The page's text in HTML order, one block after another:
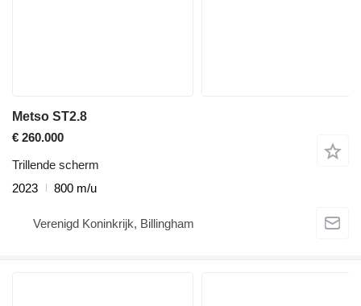
Metso ST2.8
€ 260.000
Trillende scherm
2023
800 m/u
Verenigd Koninkrijk, Billingham